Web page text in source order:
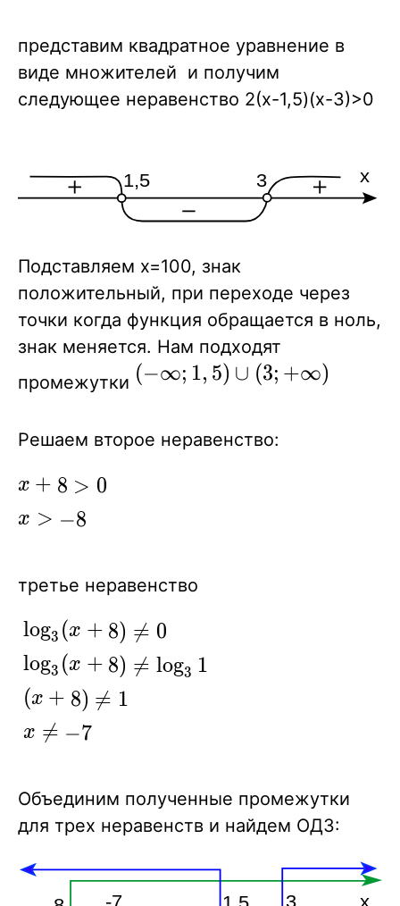
{4}}=1,5}\\
\displaystyle{
{x_1 =
представим квадратное уравнение в
виде множителей и получим
следующее неравенство 2(x-1,5)(x-3)>0
Подставляем x=100, знак
положительный, при переходе через
точки когда функция обращается в ноль,
знак меняется. Нам подходят
промежутки (-
(−∞; 1, 5) ∪ (3; +∞)
Решаем второе неравенство:
x+8\gt0\\
x\gt-8
x + 8 > 0
x > −8
третье неравенство
\log_3
(x+8)
\ne0
\\
\log_3
\log_3
1 \\
(x+8)
\ne 1
log3 (x + 8) 
= 0
log3 (x + 8) 
= log3 1
(x + 8) 
= 1
x 
= −7
Объединим полученные промежутки
для трех неравенств и найдем ОДЗ: